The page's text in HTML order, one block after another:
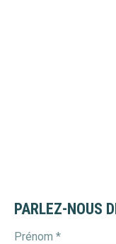
PARLEZ-NOUS
Prénom *